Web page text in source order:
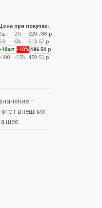
Цена при покупке:
-2%
529.788 р
9
-5%
513.57 р
-10%486.54 р
-15%459.51 р
–
от внешних
шее.